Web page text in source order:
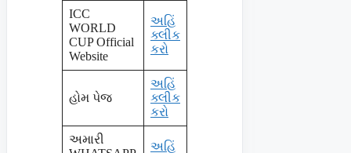
ICC
WORLD
CUP Official
Website
અહિં
ક્લીક
કરો
હોમ પેજ
અહિં
ક્લીક
કરો
અમારી
અહિં